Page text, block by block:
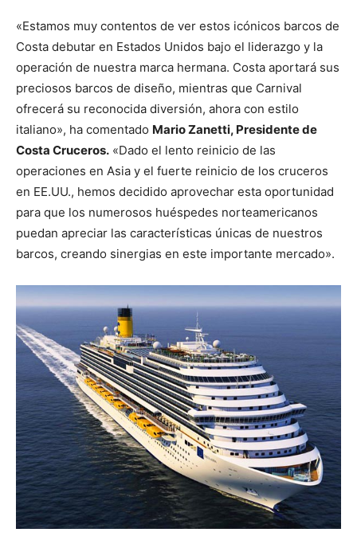
«Estamos muy contentos de ver estos icónicos barcos de
Costa debutar en Estados Unidos bajo el liderazgo y la
operación de nuestra marca hermana. Costa aportará sus
preciosos barcos de diseño, mientras que Carnival
ofrecerá su reconocida diversión, ahora con estilo
italiano», ha comentado Mario Zanetti, Presidente de
Costa Cruceros. «Dado el lento reinicio de las
operaciones en Asia y el fuerte reinicio de los cruceros
en EE.UU., hemos decidido aprovechar esta oportunidad
para que los numerosos huéspedes norteamericanos
puedan apreciar las características únicas de nuestros
barcos, creando sinergias en este importante mercado».